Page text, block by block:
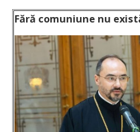
Fără comuniune nu